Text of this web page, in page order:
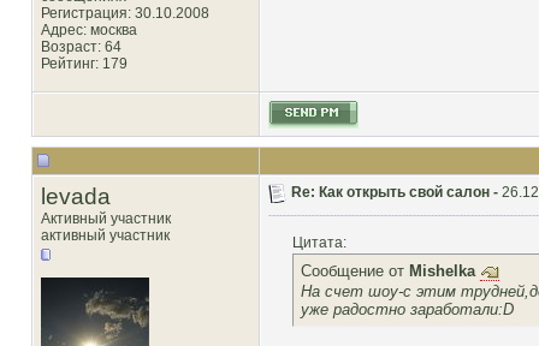
Регистрация: 30.10.2008
Адрес: москва
Возраст: 64
Рейтинг: 179
levada
Активный участник
активный участник
Re: Как открыть свой салон -
Цитата:
Сообщение от Mishelka
На счет шоу-с этим
уже радостно заработали:D